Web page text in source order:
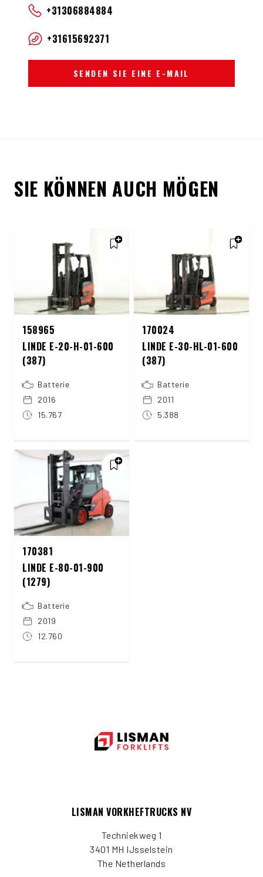
+31306884884
+31615692371
SENDEN SIE EINE E-MAIL
SIE KÖNNEN AUCH MÖGEN
158965
LINDE E-20-H-01-600
(387)
Batterie
2016
15.767
170024
LINDE E-30-HL-01-600
(387)
Batterie
2011
5.388
170381
LINDE E-80-01-900
(1279)
Batterie
2019
12.760
LISMAN VORKHEFTRUCKS NV
Techniekweg 1
3401 MH IJsselstein
The Netherlands